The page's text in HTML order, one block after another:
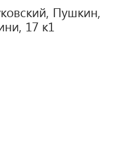
Пушкин,
17 к1